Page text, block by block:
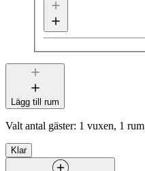
Lägg till rum
Valt antal gäster: 1 vuxen, 1 rum
Klar